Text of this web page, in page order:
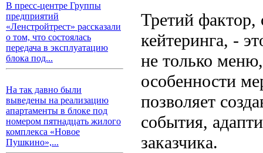
В пресс-центре Группы
предприятий
«Ленстройтрест» рассказали
о том, что состоялась
передача в эксплуатацию
блока под...
На так давно были
выведены на реализацию
апартаменты в блоке под
номером пятнадцать жилого
комплекса «Новое
Пушкино»,...
Третий
кейтеринга, -
не только
особенности
позволяет
события,
заказчика.